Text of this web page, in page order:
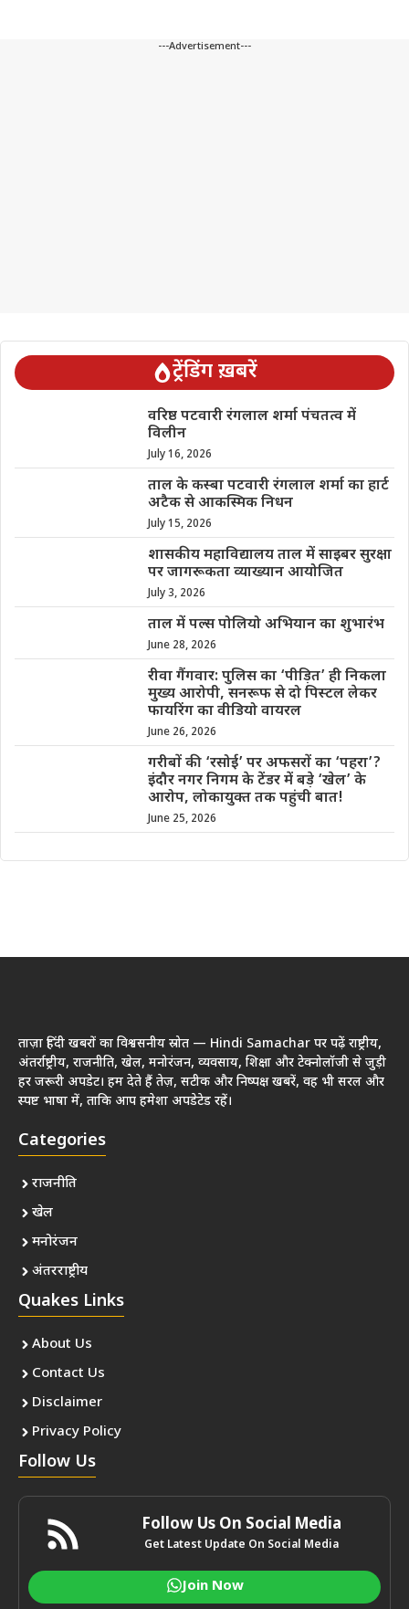
---Advertisement---
ट्रेंडिंग ख़बरें
वरिष्ठ पटवारी रंगलाल शर्मा पंचतत्व में
विलीन
July 16, 2026
ताल के कस्बा पटवारी रंगलाल शर्मा का हार्ट
अटैक से आकस्मिक निधन
July 15, 2026
शासकीय महाविद्यालय ताल में साइबर सुरक्षा
पर जागरूकता व्याख्यान आयोजित
July 3, 2026
ताल में पल्स पोलियो अभियान का शुभारंभ
June 28, 2026
रीवा गैंगवार: पुलिस का ‘पीड़ित’ ही निकला
मुख्य आरोपी, सनरूफ से दो पिस्टल लेकर
फायरिंग का वीडियो वायरल
June 26, 2026
गरीबों की ‘रसोई’ पर अफसरों का ‘पहरा’?
इंदौर नगर निगम के टेंडर में बड़े ‘खेल’ के
आरोप, लोकायुक्त तक पहुंची बात!
June 25, 2026
ताज़ा हिंदी खबरों का विश्वसनीय स्रोत — Hindi Samachar पर पढ़ें राष्ट्रीय,
अंतर्राष्ट्रीय, राजनीति, खेल, मनोरंजन, व्यवसाय, शिक्षा और टेक्नोलॉजी से जुड़ी
हर जरूरी अपडेट। हम देते हैं तेज़, सटीक और निष्पक्ष खबरें, वह भी सरल और
स्पष्ट भाषा में, ताकि आप हमेशा अपडेटेड रहें।
Categories
राजनीति
खेल
मनोरंजन
अंतरराष्ट्रीय
Quakes Links
About Us
Contact Us
Disclaimer
Privacy Policy
Follow Us
Follow Us On Social Media
Get Latest Update On Social Media
Join Now